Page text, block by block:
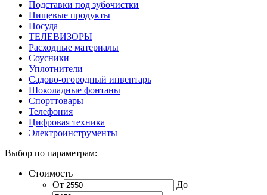
Подставки под зубочистки
Пищевые продукты
Посуда
ТЕЛЕВИЗОРЫ
Расходные материалы
Соусники
Уплотнители
Садово-огородный инвентарь
Шоколадные фонтаны
Спорттовары
Телефония
Цифровая техника
Электроинструменты
Выбор по параметрам:
Стоимость
От
До